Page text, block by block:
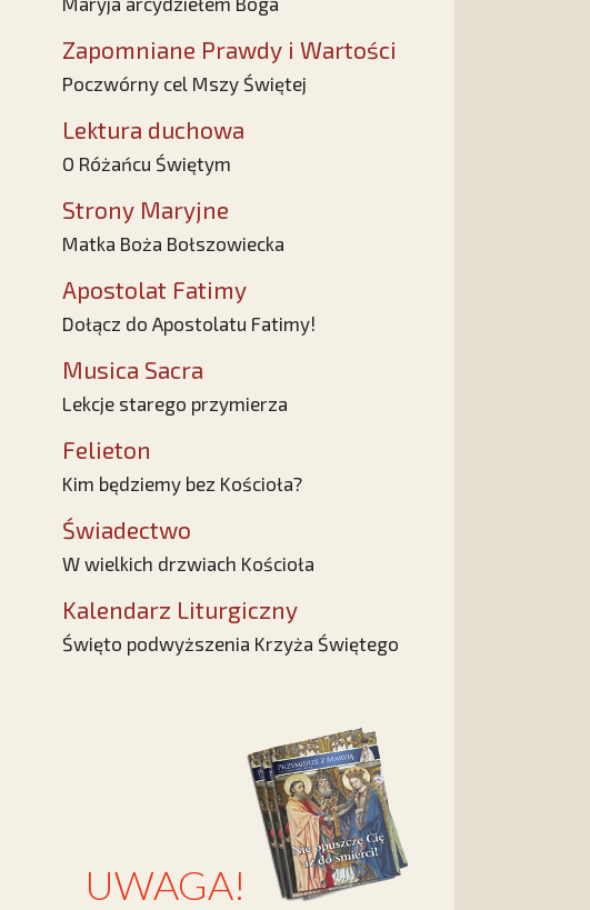
Zapomniane Prawdy i Wartości
Poczwórny cel Mszy Świętej
Lektura duchowa
O Różańcu Świętym
Strony Maryjne
Matka Boża Bołszowiecka
Apostolat Fatimy
Dołącz do Apostolatu Fatimy!
Musica Sacra
Lekcje starego przymierza
Felieton
Kim będziemy bez Kościoła?
Świadectwo
W wielkich drzwiach Kościoła
Kalendarz Liturgiczny
Święto podwyższenia Krzyża Świętego
UWAGA!